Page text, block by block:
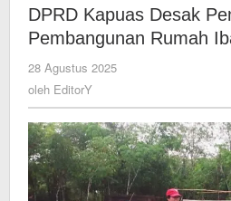
DPRD Kapuas Desak
Pembangunan Rumah
28 Agustus 2025
oleh EditorY